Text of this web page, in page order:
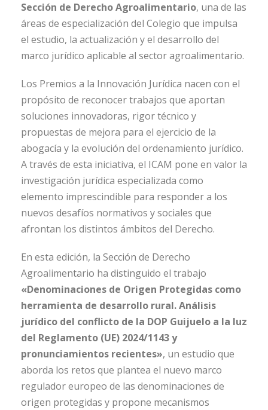
Sección de Derecho Agroalimentario, una de las
áreas de especialización del Colegio que impulsa
el estudio, la actualización y el desarrollo del
marco jurídico aplicable al sector agroalimentario.
Los Premios a la Innovación Jurídica nacen con el
propósito de reconocer trabajos que aportan
soluciones innovadoras, rigor técnico y
propuestas de mejora para el ejercicio de la
abogacía y la evolución del ordenamiento jurídico.
A través de esta iniciativa, el ICAM pone en valor la
investigación jurídica especializada como
elemento imprescindible para responder a los
nuevos desafíos normativos y sociales que
afrontan los distintos ámbitos del Derecho.
En esta edición, la Sección de Derecho
Agroalimentario ha distinguido el trabajo
«Denominaciones de Origen Protegidas como
herramienta de desarrollo rural. Análisis
jurídico del conflicto de la DOP Guijuelo a la luz
del Reglamento (UE) 2024/1143 y
pronunciamientos recientes», un estudio que
aborda los retos que plantea el nuevo marco
regulador europeo de las denominaciones de
origen protegidas y propone mecanismos